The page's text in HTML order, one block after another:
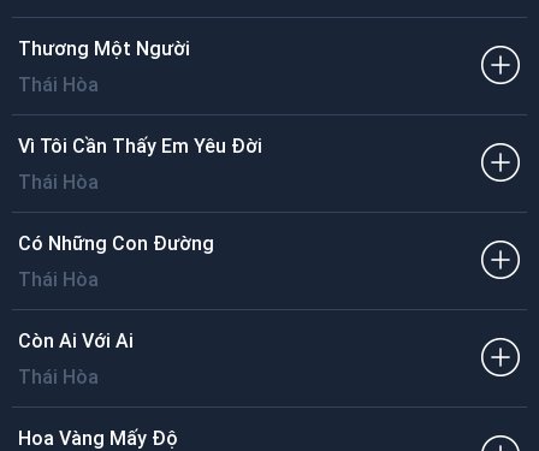
Thương Một Người
Thái Hòa
Vì Tôi Cần Thấy Em Yêu Đời
Thái Hòa
Có Những Con Đường
Thái Hòa
Còn Ai Với Ai
Thái Hòa
Hoa Vàng Mấy Độ